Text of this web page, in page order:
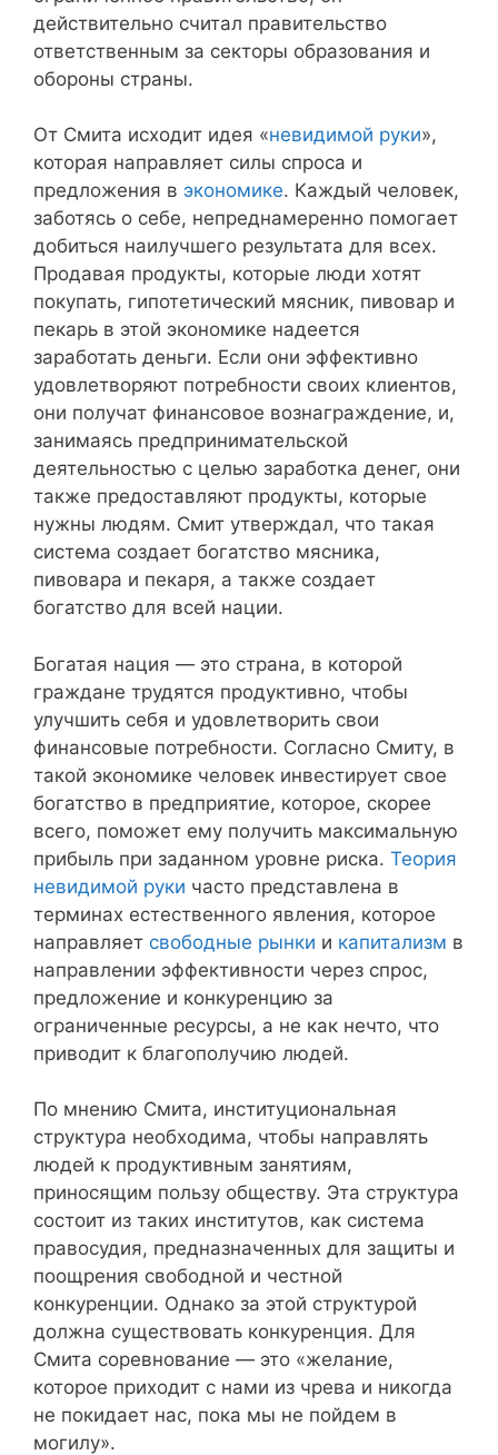
действительно считал правительство
ответственным за секторы образования и
обороны страны.
От Смита исходит идея «невидимой руки»,
которая направляет силы спроса и
предложения в экономике. Каждый человек,
заботясь о себе, непреднамеренно помогает
добиться наилучшего результата для всех.
Продавая продукты, которые люди хотят
покупать, гипотетический мясник, пивовар и
пекарь в этой экономике надеется
заработать деньги. Если они эффективно
удовлетворяют потребности своих клиентов,
они получат финансовое вознаграждение, и,
занимаясь предпринимательской
деятельностью с целью заработка денег, они
также предоставляют продукты, которые
нужны людям. Смит утверждал, что такая
система создает богатство мясника,
пивовара и пекаря, а также создает
богатство для всей нации.
Богатая нация — это страна, в которой
граждане трудятся продуктивно, чтобы
улучшить себя и удовлетворить свои
финансовые потребности. Согласно Смиту, в
такой экономике человек инвестирует свое
богатство в предприятие, которое, скорее
всего, поможет ему получить максимальную
прибыль при заданном уровне риска. Теория
невидимой руки часто представлена ​​в
терминах естественного явления, которое
направляет свободные рынки и капитализм в
направлении эффективности через спрос,
предложение и конкуренцию за
ограниченные ресурсы, а не как нечто, что
приводит к благополучию людей.
По мнению Смита, институциональная
структура необходима, чтобы направлять
людей к продуктивным занятиям,
приносящим пользу обществу. Эта структура
состоит из таких институтов, как система
правосудия, предназначенных для защиты и
поощрения свободной и честной
конкуренции. Однако за этой структурой
должна существовать конкуренция. Для
Смита соревнование — это «желание,
которое приходит с нами из чрева и никогда
не покидает нас, пока мы не пойдем в
могилу».